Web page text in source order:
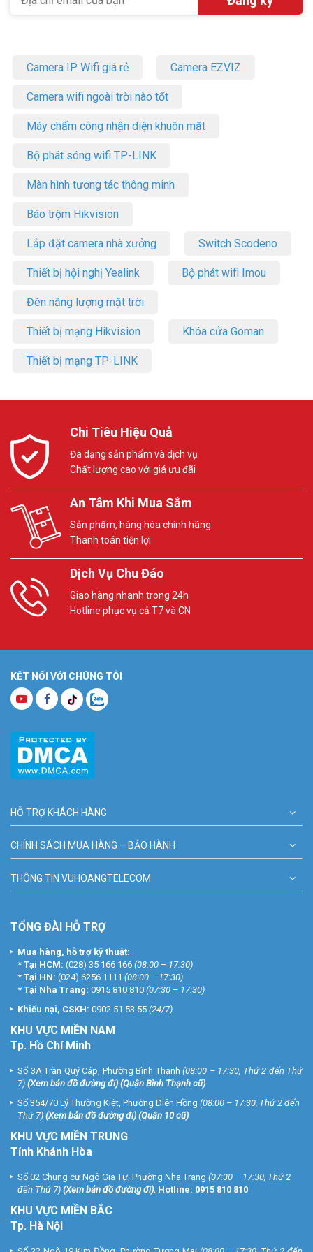
nhớ, đầu ghi NVR và lưu trữ đám mây.
– Camera ngoài trời 4MP.
– Chuẩn nén: H.265.
– Cảm biến ảnh: Sony SNR1s kích thước 1/2.7”,
25/30fps@4MP(2560 x 1440).
– Độ phân giải: 4MP(2560 x 1440).
– Ống kính cố định 3.6mm cho góc nhìn 88°(H), 46°(V), 104°(D).
– Tầm nhìn ban đêm hồng ngoại hoặc đèn chiếu sáng đến: 30m.
– Chế độ ngày đêm(ICR), chống ngược sáng DWDR, tự động cân
bằng trắng (AWB), tự động bù sáng (AGC),Chống nhiễu 2D-DNR.
– Tích hợp mic thu âm.
– Hỗ trợ các tính năng thông minh như phát hiện con người, phát
hiện chuyển động.
– Hỗ trợ khe cắm thẻ nhớ Micro SD lên đến 256GB.
– Hỗ trợ chuẩn ONVIF, Cloud, LAN, tích hợp Wi-Fi với 2 ăng-ten giúp
bắt sóng tốt hơn.
– Hỗ trợ chuẩn IP67
– Nguồn cấp: DC12V/1A.
– Công suất: <5.1W
– Chất liệu vỏ: Kim loại
– Xuất xứ: Trung Quốc.
– Bảo hành: 24 tháng.
Trọn bộ sản phẩm gồm:
– 1x Camera.
– 1x Bộ vít nở.
– 1x Đầu nối chống nước.
Bạn có thể mua bổ sung thẻ nhớ phù hợp với nhu cầu sử dụng:
– Thẻ nhớ 32Gb, thời gian lưu trữ 4-5 ngày.
– Thẻ nhớ 64Gb, thời gian lưu trữ 10-15 ngày.
– Thẻ nhớ 128Gb, thời gian lưu trữ đến 20 ngày.
HOTLINE
1900.9259
thông tin tại
Camera IP Wifi giá rẻ Camera EZVIZ
Camera wifi ngoài trời nào tốt
Máy chấm công nhận diện khuôn mặt
Bộ phát sóng wifi TP-LINK
Màn hình tương tác thông minh
Báo trộm Hikvision
Lắp đặt camera nhà xưởng Switch Scodeno
Thiết bị hội nghị Yealink Bộ phát wifi Imou
Đèn năng lượng mặt trời
Thiết bị mạng Hikvision Khóa cửa Goman
Thiết bị mạng TP-LINK
Chi Tiêu Hiệu Quả
Đa dạng sản phẩm và dịch vụ
Chất lượng cao với giá ưu đãi
An Tâm Khi Mua Sắm
Sản phẩm, hàng hóa chính hãng
Thanh toán tiện lợi
Dịch Vụ Chu Đáo
Giao hàng nhanh trong 24h
Hotline phục vụ cả T7 và CN
KẾT NỐI VỚI CHÚNG TÔI
HỖ TRỢ KHÁCH HÀNG
CHÍNH SÁCH MUA HÀNG – BẢO HÀNH
THÔNG TIN VUHOANGTELECOM
TỔNG ĐÀI HỖ TRỢ
Mua hàng, hỗ trợ kỹ thuật:
* Tại HCM: (028) 35 166 166 (08:00 – 17:30)
* Tại HN: (024) 6256 1111 (08:00 – 17:30)
* Tại Nha Trang: 0915 810 810 (07:30 – 17:30)
Khiếu nại, CSKH: 0902 51 53 55 (24/7)
KHU VỰC MIỀN NAM
Tp. Hồ Chí Minh
Số 3A Trần Quý Cáp, Phường Bình Thạnh (08:00 – 17:30, Thứ 2 đến Thứ
7) (Xem bản đồ đường đi) (Quận Bình Thạnh cũ)
Số 354/70 Lý Thường Kiệt, Phường Diên Hồng (08:00 – 17:30, Thứ 2 đến
Thứ 7) (Xem bản đồ đường đi) (Quận 10 cũ)
KHU VỰC MIỀN TRUNG
Tỉnh Khánh Hòa
Số 02 Chung cư Ngô Gia Tự, Phường Nha Trang (07:30 – 17:30, Thứ 2
đến Thứ 7) (Xem bản đồ đường đi). Hotline: 0915 810 810
KHU VỰC MIỀN BẮC
Tp. Hà Nội